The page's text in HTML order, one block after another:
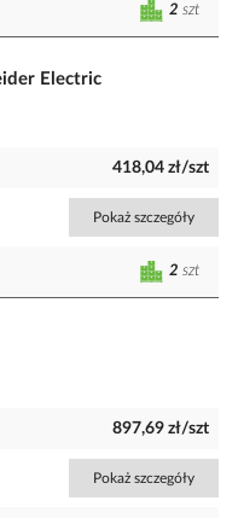
2 szt
Electric
418,04 zł/szt
Pokaż szczegóły
2 szt
897,69 zł/szt
Pokaż szczegóły